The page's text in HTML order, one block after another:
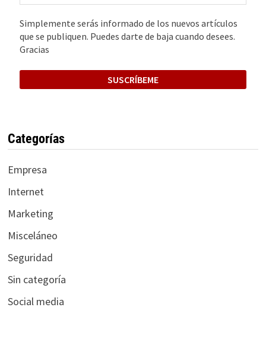
Simplemente serás informado de los nuevos artículos
que se publiquen. Puedes darte de baja cuando desees.
Gracias
Categorías
Empresa
Internet
Marketing
Misceláneo
Seguridad
Sin categoría
Social media